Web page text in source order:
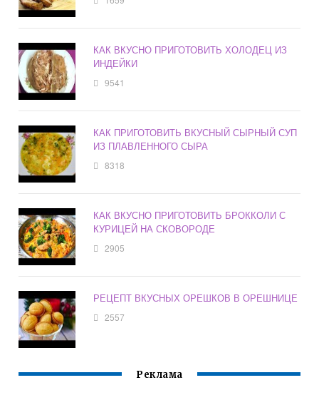
КАК ВКУСНО ПРИГОТОВИТЬ ХОЛОДЕЦ ИЗ
ИНДЕЙКИ
9541
КАК ПРИГОТОВИТЬ ВКУСНЫЙ СЫРНЫЙ СУП
ИЗ ПЛАВЛЕННОГО СЫРА
8318
КАК ВКУСНО ПРИГОТОВИТЬ БРОККОЛИ С
КУРИЦЕЙ НА СКОВОРОДЕ
2905
РЕЦЕПТ ВКУСНЫХ ОРЕШКОВ В ОРЕШНИЦЕ
2557
Реклама